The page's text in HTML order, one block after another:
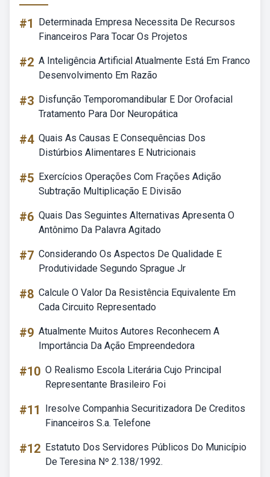
#1
Determinada Empresa Necessita De Recursos
Financeiros Para Tocar Os Projetos
#2 A Inteligência Artificial Atualmente Está Em Franco
Desenvolvimento Em Razão
#3 Disfunção Temporomandibular E Dor Orofacial
Tratamento Para Dor Neuropática
#4 Quais As Causas E Consequências Dos
Distúrbios Alimentares E Nutricionais
#5 Exercícios Operações Com Frações Adição
Subtração Multiplicação E Divisão
#6 Quais Das Seguintes Alternativas Apresenta O
Antônimo Da Palavra Agitado
#7 Considerando Os Aspectos De Qualidade E
Produtividade Segundo Sprague Jr
#8 Calcule O Valor Da Resistência Equivalente Em
Cada Circuito Representado
#9 Atualmente Muitos Autores Reconhecem A
Importância Da Ação Empreendedora
#10 O Realismo Escola Literária Cujo Principal
Representante Brasileiro Foi
#11
Iresolve Companhia Securitizadora De Creditos
Financeiros S.a. Telefone
#12 Estatuto Dos Servidores Públicos Do Município
De Teresina Nº 2.138/1992.